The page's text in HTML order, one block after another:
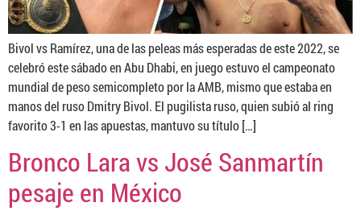
Bivol vs Ramírez, una de las peleas más esperadas de este 2022, se
celebró este sábado en Abu Dhabi, en juego estuvo el campeonato
mundial de peso semicompleto por la AMB, mismo que estaba en
manos del ruso Dmitry Bivol. El pugilista ruso, quien subió al ring
favorito 3-1 en las apuestas, mantuvo su título […]
Bronco Lara vs José Sanmartín
pesaje en México